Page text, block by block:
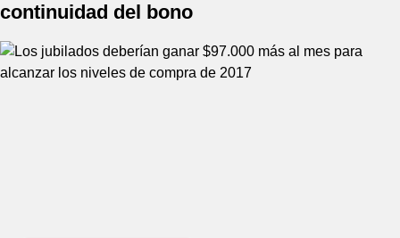
continuidad del bono